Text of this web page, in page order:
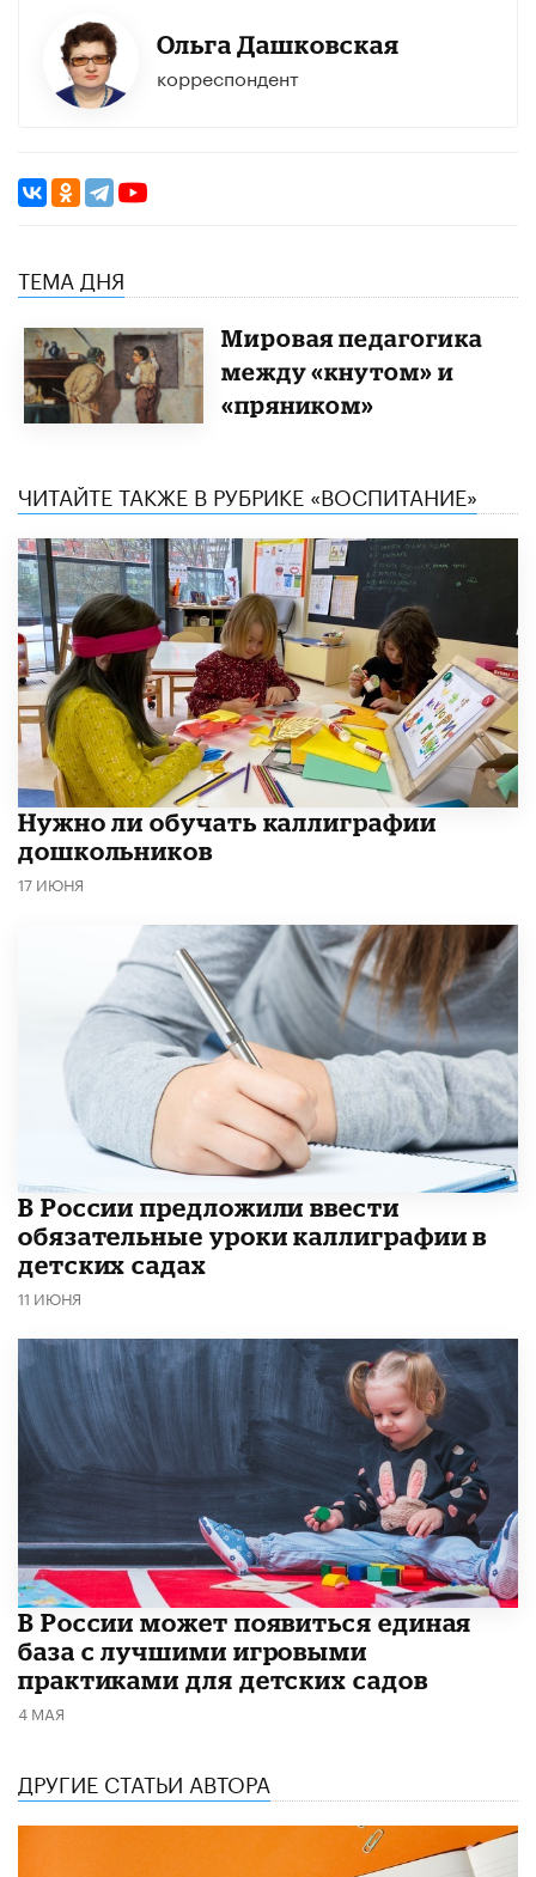
Ольга Дашковская
корреспондент
ТЕМА ДНЯ
Мировая педагогика
между «кнутом» и
«пряником»
ЧИТАЙТЕ ТАКЖЕ В РУБРИКЕ «ВОСПИТАНИЕ»
Нужно ли обучать каллиграфии
дошкольников
17 ИЮНЯ
В России предложили ввести
обязательные уроки каллиграфии в
детских садах
11 ИЮНЯ
В России может появиться единая
база с лучшими игровыми
практиками для детских садов
4 МАЯ
ДРУГИЕ СТАТЬИ АВТОРА